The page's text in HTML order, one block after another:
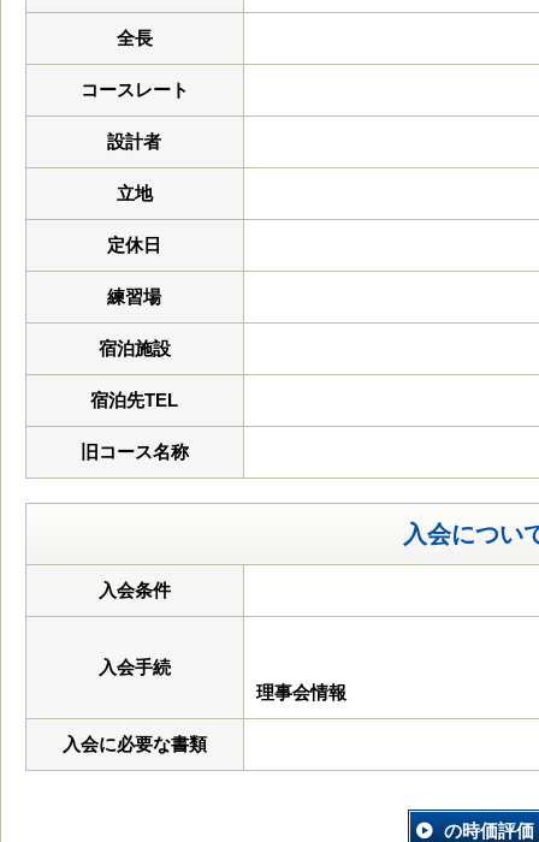
全長
コースレート
設計者
立地
定休日
練習場
宿泊施設
宿泊先TEL
旧コース名称
入会につい
入会条件
入会手続
理事会情報
入会に必要な書類
の時価評価